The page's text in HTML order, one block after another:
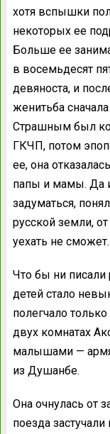
хотя вспышки
некоторых ее
Больше ее
в восемьдесят
девяноста, и
женитьба
Страшным был
ГКЧП, потом
ее, она
папы и мамы. Да
задуматься,
русской земли,
уехать не сможет.
Что бы ни писали
детей стало
полегчало
двух комнатах
малышами —
из Душанбе.
Она очнулась от
поезда